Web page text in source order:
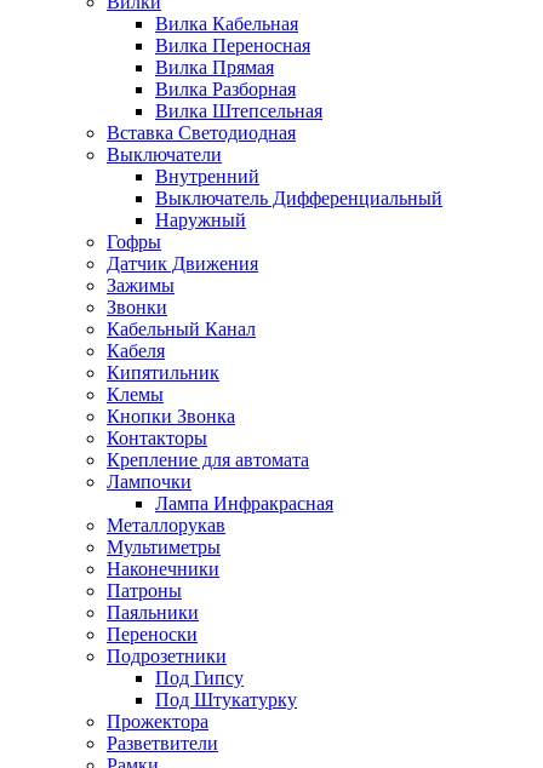
Вилка Кабельная
Вилка Переносная
Вилка Прямая
Вилка Разборная
Вилка Штепсельная
Вставка Светодиодная
Выключатели
Внутренний
Выключатель Дифференциальный
Наружный
Гофры
Датчик Движения
Зажимы
Звонки
Кабельный Канал
Кабеля
Кипятильник
Клемы
Кнопки Звонка
Контакторы
Крепление для автомата
Лампочки
Лампа Инфракрасная
Металлорукав
Мультиметры
Наконечники
Патроны
Паяльники
Переноски
Подрозетники
Под Гипсу
Под Штукатурку
Прожектора
Разветвители